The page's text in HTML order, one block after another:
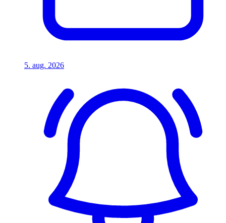
5. aug. 2026